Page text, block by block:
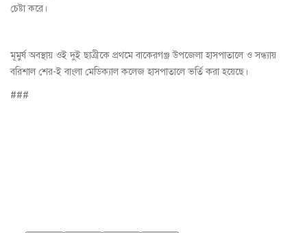
চেষ্টা করে।
মূমুর্ষ অবস্থায় ওই দুই ছাত্রীকে প্রথমে বাকেরগঞ্জ উপজেলা হাসপাতালে ও সন্ধ্যায়
বরিশাল শের-ই বাংলা মেডিক্যাল কলেজ হাসপাতালে ভর্তি করা হয়েছে।
###